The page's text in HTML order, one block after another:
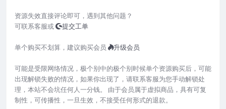
资源失效直接评论即可，遇到其他问题？
可联系客服或
提交工单
单个购买不划算，建议购买会员 升级会员
可能是受限网络情况，极个别中的极个别时候单个资源购买后，可能
出现解锁失败的情况，如果你出现了，请联系客服为您手动解锁处
理，本站不会坑任何人一分钱。 由于会员属于虚拟商品，具有可复
制性，可传播性，一旦生效，不接受任何形式的退款。